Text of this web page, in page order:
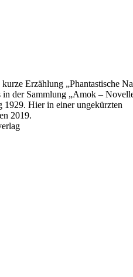
Erzählung „Phantastische
in der Sammlung „Amok –
1929. Hier in einer ungekürzten
2019.